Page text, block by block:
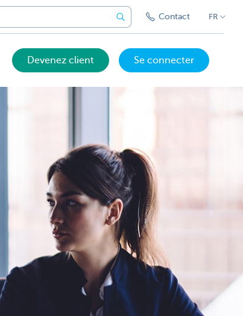
Contact FR
Devenez client Se connecter